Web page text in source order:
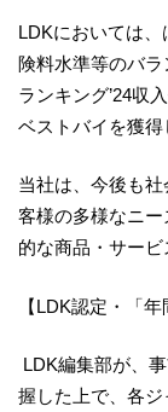
LDKにおいては
険料水準等のバ
ランキング’24収
ベストバイを獲得
当社は、今後も
客様の多様なニ
的な商品・サービ
【LDK認定・「
LDK編集部が、
握した上で、各